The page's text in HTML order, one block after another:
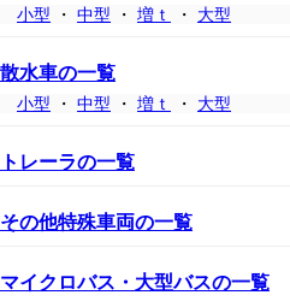
小型 ・ 中型 ・ 増ｔ ・ 大型
散水車の一覧
小型 ・ 中型 ・ 増ｔ ・ 大型
トレーラの一覧
その他特殊車両の一覧
マイクロバス・大型バスの一覧